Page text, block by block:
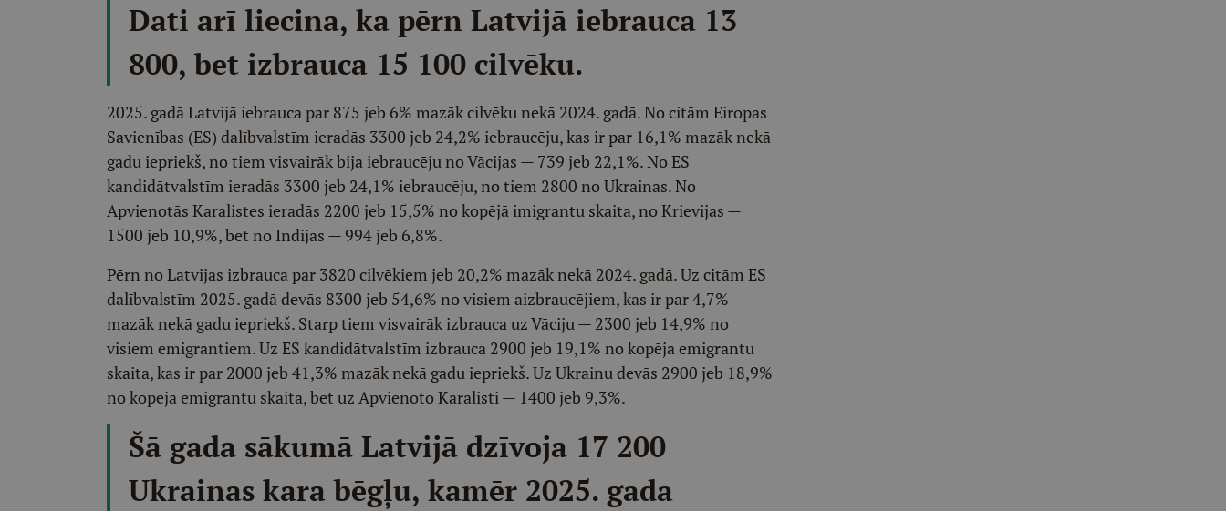
Dati arī liecina, ka pērn Latvijā iebrauca 13
800, bet izbrauca 15 100 cilvēku.
2025. gadā Latvijā iebrauca par 875 jeb 6% mazāk cilvēku nekā 2024. gadā. No citām Eiropas
Savienības (ES) dalībvalstīm ieradās 3300 jeb 24,2% iebraucēju, kas ir par 16,1% mazāk nekā
gadu iepriekš, no tiem visvairāk bija iebraucēju no Vācijas — 739 jeb 22,1%. No ES
kandidātvalstīm ieradās 3300 jeb 24,1% iebraucēju, no tiem 2800 no Ukrainas. No
Apvienotās Karalistes ieradās 2200 jeb 15,5% no kopējā imigrantu skaita, no Krievijas —
1500 jeb 10,9%, bet no Indijas — 994 jeb 6,8%.
Pērn no Latvijas izbrauca par 3820 cilvēkiem jeb 20,2% mazāk nekā 2024. gadā. Uz citām ES
dalībvalstīm 2025. gadā devās 8300 jeb 54,6% no visiem aizbraucējiem, kas ir par 4,7%
mazāk nekā gadu iepriekš. Starp tiem visvairāk izbrauca uz Vāciju — 2300 jeb 14,9% no
visiem emigrantiem. Uz ES kandidātvalstīm izbrauca 2900 jeb 19,1% no kopēja emigrantu
skaita, kas ir par 2000 jeb 41,3% mazāk nekā gadu iepriekš. Uz Ukrainu devās 2900 jeb 18,9%
no kopējā emigrantu skaita, bet uz Apvienoto Karalisti — 1400 jeb 9,3%.
Šā gada sākumā Latvijā dzīvoja 17 200
Ukrainas kara bēgļu, kamēr 2025. gada